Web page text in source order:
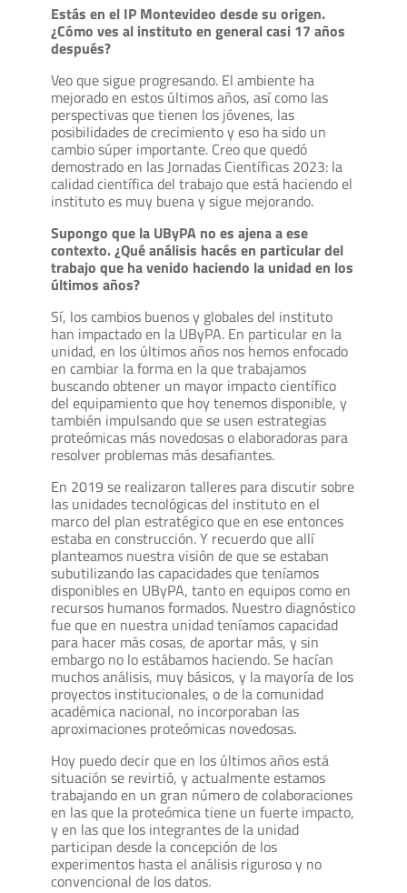
Estás en el IP Montevideo desde su origen.
¿Cómo ves al instituto en general casi 17 años
después?
Veo que sigue progresando. El ambiente ha
mejorado en estos últimos años, así como las
perspectivas que tienen los jóvenes, las
posibilidades de crecimiento y eso ha sido un
cambio súper importante. Creo que quedó
demostrado en las Jornadas Científicas 2023: la
calidad científica del trabajo que está haciendo el
instituto es muy buena y sigue mejorando.
Supongo que la UByPA no es ajena a ese
contexto. ¿Qué análisis hacés en particular del
trabajo que ha venido haciendo la unidad en los
últimos años?
Sí, los cambios buenos y globales del instituto
han impactado en la UByPA. En particular en la
unidad, en los últimos años nos hemos enfocado
en cambiar la forma en la que trabajamos
buscando obtener un mayor impacto científico
del equipamiento que hoy tenemos disponible, y
también impulsando que se usen estrategias
proteómicas más novedosas o elaboradoras para
resolver problemas más desafiantes.
En 2019 se realizaron talleres para discutir sobre
las unidades tecnológicas del instituto en el
marco del plan estratégico que en ese entonces
estaba en construcción. Y recuerdo que allí
planteamos nuestra visión de que se estaban
subutilizando las capacidades que teníamos
disponibles en UByPA, tanto en equipos como en
recursos humanos formados. Nuestro diagnóstico
fue que en nuestra unidad teníamos capacidad
para hacer más cosas, de aportar más, y sin
embargo no lo estábamos haciendo. Se hacían
muchos análisis, muy básicos, y la mayoría de los
proyectos institucionales, o de la comunidad
académica nacional, no incorporaban las
aproximaciones proteómicas novedosas.
Hoy puedo decir que en los últimos años está
situación se revirtió, y actualmente estamos
trabajando en un gran número de colaboraciones
en las que la proteómica tiene un fuerte impacto,
y en las que los integrantes de la unidad
participan desde la concepción de los
experimentos hasta el análisis riguroso y no
convencional de los datos.